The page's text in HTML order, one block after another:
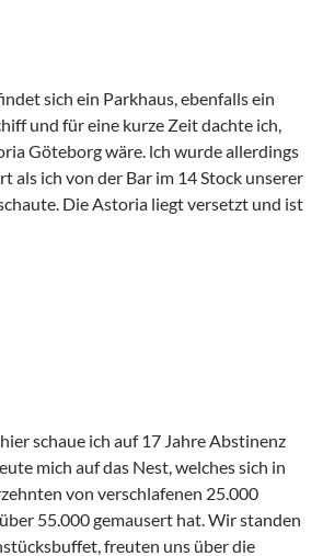
sich ein Parkhaus, ebenfalls ein
und für eine kurze Zeit dachte ich,
Göteborg wäre. lch wurde allerdings
als ich von der Bar im 14 Stock unserer
Die Astoria liegt versetzt und ist
schaue ich auf 17 Jahre Abstinenz
mich auf das Nest, welches sich in
von verschlafenen 25.000
55.000 gemausert hat. Wir standen
freuten uns über die